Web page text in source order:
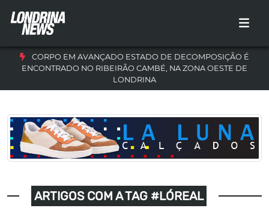
CORPO EM AVANÇADO ESTADO DE DECOMPOSIÇÃO É
ENCONTRADO NO RIBEIRÃO CAMBÉ, NA ZONA OESTE DE
LONDRINA
ARTIGOS COM A TAG #LÓREAL